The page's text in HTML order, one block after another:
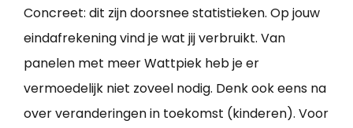
Concreet: dit zijn doorsnee statistieken. Op jouw
eindafrekening vind je wat jij verbruikt. Van
panelen met meer Wattpiek heb je er
vermoedelijk niet zoveel nodig. Denk ook eens na
over veranderingen in toekomst (kinderen). Voor